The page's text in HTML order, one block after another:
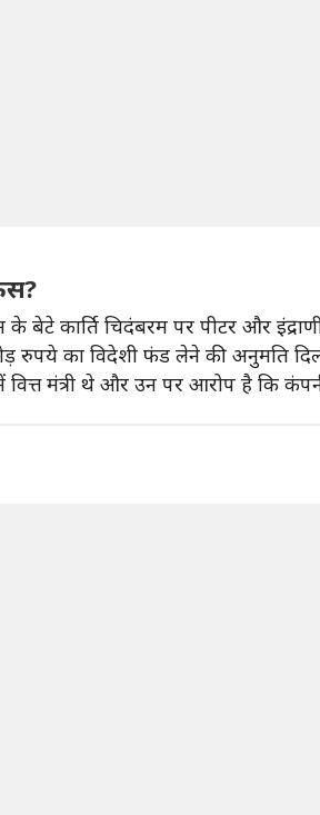
बेटे कार्ति चिदंबरम पर पीटर और
रुपये का विदेशी फंड लेने की अनुमति
मंत्री थे और उन पर आरोप है कि